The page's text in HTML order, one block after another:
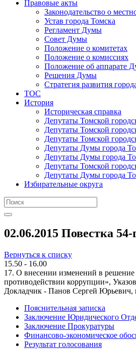
Правовые акты
Законодательство о
Устав города Томска
Регламент Думы
Совет Думы
Положение о комитетах
Положение о комиссиях
Положение об аппарате
Решения Думы
Стратегия развития
ТОС
История
Историческая справка
Депутаты Томской
Депутаты Томской
Депутаты Томской
Депутаты Думы города
Депутаты Думы города
Депутаты Томской
Депутаты Думы города
Избирательные округа
02.06.2015 Повестка
Вернуться к списку
15.50 - 16.00
17. О внесении изменений в
противодействии коррупции»,
Докладчик - Панов Сергей Юрьевич,
Пояснительная записка
Заключение Юридического
Заключение Прокуратуры
Финансово-экономическое
Результат голосования